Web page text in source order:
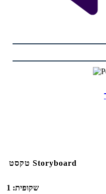
טקסט Storyboard
שקופית: 1